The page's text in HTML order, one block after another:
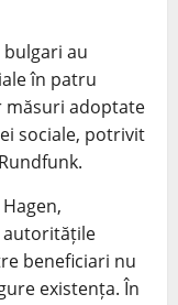
au
în patru
măsuri adoptate
sociale, potrivit
autoritățile
beneficiari nu
existența. În